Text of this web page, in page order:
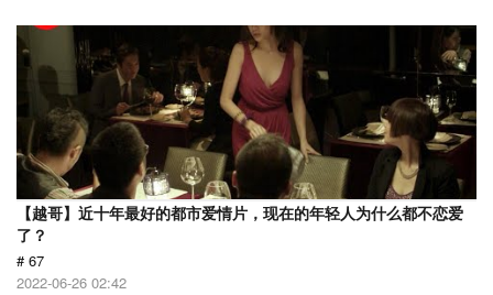
【越哥】近十年最好的都市爱情片，现在的年轻人为什么都不恋爱
了？
# 67
2022-06-26 02:42